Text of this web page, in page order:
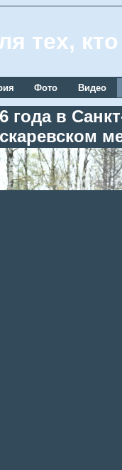
тех,
Фото Видео
года в